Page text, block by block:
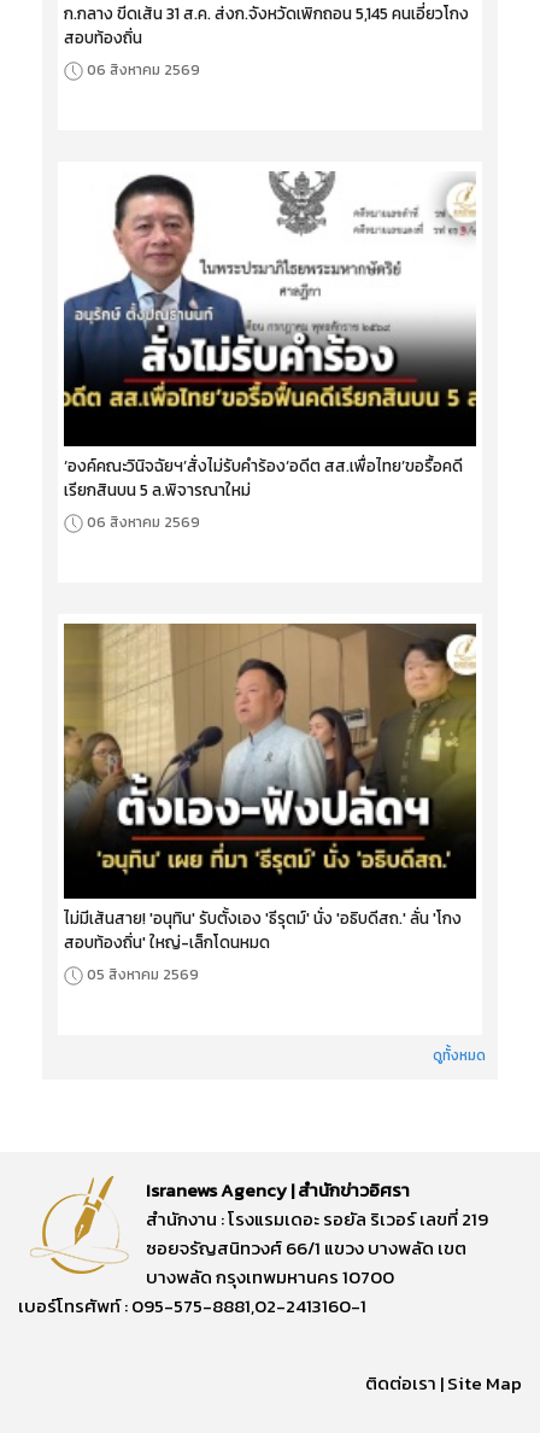
ก.กลาง ขีดเส้น 31 ส.ค. ส่งก.จังหวัดเพิกถอน 5,145 คนเอี่ยวโกง
สอบท้องถิ่น
06 สิงหาคม 2569
‘องค์คณะวินิจฉัยฯ’สั่งไม่รับคำร้อง‘อดีต สส.เพื่อไทย’ขอรื้อคดี
เรียกสินบน 5 ล.พิจารณาใหม่
06 สิงหาคม 2569
ไม่มีเส้นสาย! 'อนุทิน' รับตั้งเอง 'ธีรุตม์' นั่ง 'อธิบดีสถ.' ลั่น 'โกง
สอบท้องถิ่น' ใหญ่-เล็กโดนหมด
05 สิงหาคม 2569
ดูทั้งหมด
Isranews Agency | สำนักข่าวอิศรา
สำนักงาน : โรงแรมเดอะ รอยัล ริเวอร์ เลขที่ 219
ซอยจรัญสนิทวงศ์ 66/1 แขวง บางพลัด เขต
บางพลัด กรุงเทพมหานคร 10700
เบอร์โทรศัพท์ : 095-575-8881,02-2413160-1
ติดต่อเรา |Site Map